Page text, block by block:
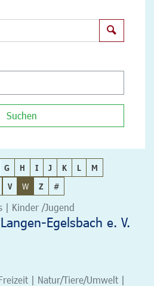
Suchen
G H I J K L
M
V W Z #
| Kinder /Jugend
Egelsbach e. V.
| Natur/Tiere/Umwelt |